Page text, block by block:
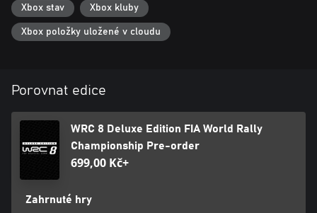
Xbox stav Xbox kluby
Xbox položky uložené v cloudu
Porovnat edice
WRC 8 Deluxe Edition FIA World Rally
Championship Pre-order
699,00 Kč+
Zahrnuté hry